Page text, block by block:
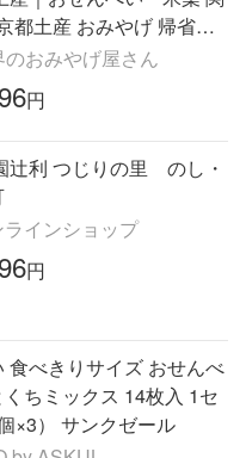
都土産 おみやげ 帰省土
せグルメ 贈り物 ギフ
おみやげ屋さん
円
辻利 つじりの里 のし・
インショップ
円
食べきりサイズ おせんべ
ちミックス 14枚入 1セ
×3） サンクゼール